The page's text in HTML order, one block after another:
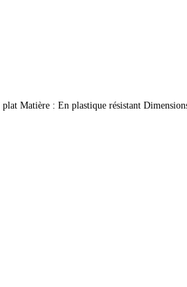
Matière : En plastique résistant